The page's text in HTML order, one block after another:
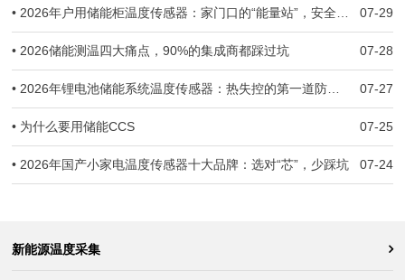
07-29
• 2026年户用储能柜温度传感器：家门口的“能量站”，安全防线守住了吗？
07-28
• 2026储能测温四大痛点，90%的集成商都踩过坑
07-27
• 2026年锂电池储能系统温度传感器：热失控的第一道防线，到底守住了没有？
07-25
• 为什么要用储能CCS
07-24
• 2026年国产小家电温度传感器十大品牌：选对“芯”，少踩坑
新能源温度采集